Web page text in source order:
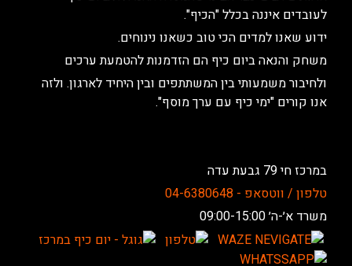
לעובדים איננה בכלל "הכיף".
ידוע שאנו למדים הכי טוב כשאנו נינוחים.
משחק והנאה ביום כיף הם הזדמנות להטמעת ערכים
ולחיבור משמעותי בין המשתתפים ובין היחיד לארגון. ולזה
אנו קורים "ימי כיף עם ערך מוסף".
במרכז חי 79 גבעת עדה
טלפון / ווטסאפ - 04-6380648
משרד א׳-ה׳ 09:00-15:00